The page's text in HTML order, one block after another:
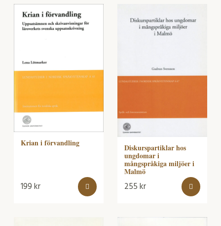
Krian i förvandling
199kr
Diskurspartiklar hos
ungdomar i
mångspråkiga miljöer i
Malmö
255kr